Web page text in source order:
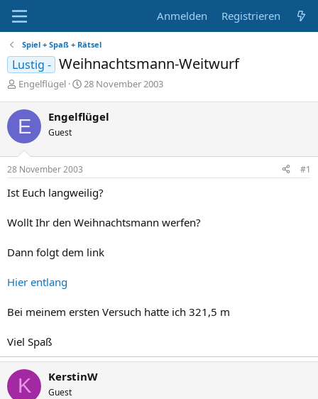
Anmelden Registrieren
Spiel + Spaß + Rätsel
Lustig - Weihnachtsmann-Weitwurf
E
s
t
e
l
l
e
Engelflügel
E
t
l
m
28 November 2003
E Engelflügel
Guest
28 November 2003 #1
Ist Euch langweilig?
Wollt Ihr den Weihnachtsmann werfen?
Dann folgt dem link
Hier entlang
Bei meinem ersten Versuch hatte ich 321,5 m
Viel Spaß
K KerstinW
Guest